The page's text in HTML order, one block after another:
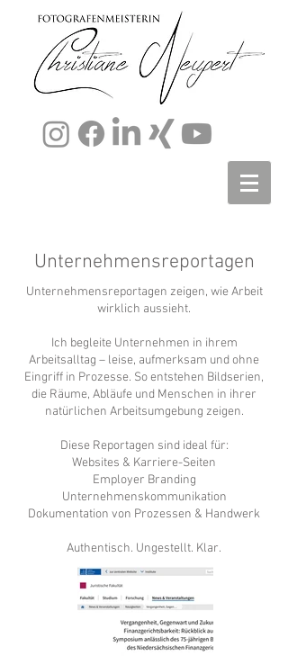
Unternehmensreportagen
​Unternehmensreportagen zeigen, wie Arbeit
wirklich aussieht.
Ich begleite Unternehmen in ihrem
Arbeitsalltag – leise, aufmerksam und ohne
Eingriff in Prozesse. So entstehen Bildserien,
die Räume, Abläufe und Menschen in ihrer
natürlichen Arbeitsumgebung zeigen.
Diese Reportagen sind ideal für:
Websites & Karriere-Seiten
Employer Branding
Unternehmenskommunikation
Dokumentation von Prozessen & Handwerk
Authentisch. Ungestellt. Klar.